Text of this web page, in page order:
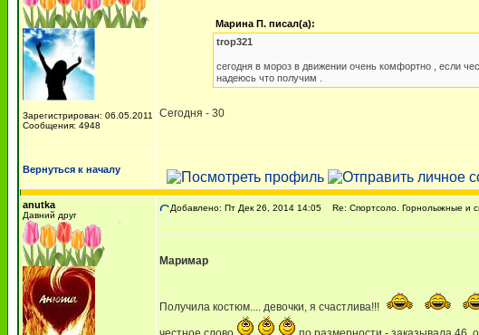
Зарегистрирован: 06.05.2011
Сообщения: 4948
Марина П. писал(а):
trop321
сегодня в мороз в движении очень комфортно , если
надеюсь что получим .
Сегодня - 30
Вернуться к началу
anutka
Давний друг
Добавлено: Пт Дек 26, 2014 14:05 Re: Спортсоло. Горнолыжные и
Маримар
Получила костюм.... девочки, я счастлива!!!